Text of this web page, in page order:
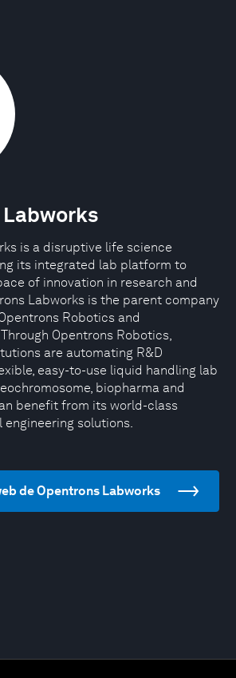
is a disruptive life science
its integrated lab platform to
of innovation in research and
Labworks is the parent company
Robotics and
Opentrons Robotics,
are automating R&D
easy-to-use liquid handling lab
biopharma and
benefit from its world-class
engineering solutions.
de Opentrons Labworks